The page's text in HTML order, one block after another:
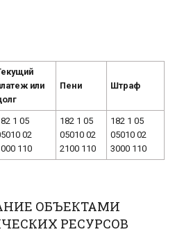
или
Пени Штраф
1 05
02
110
182 1 05
05010 02
2100 110
182 1 05
05010 02
3000 110
ОБЪЕКТАМИ
РЕСУРСОВ